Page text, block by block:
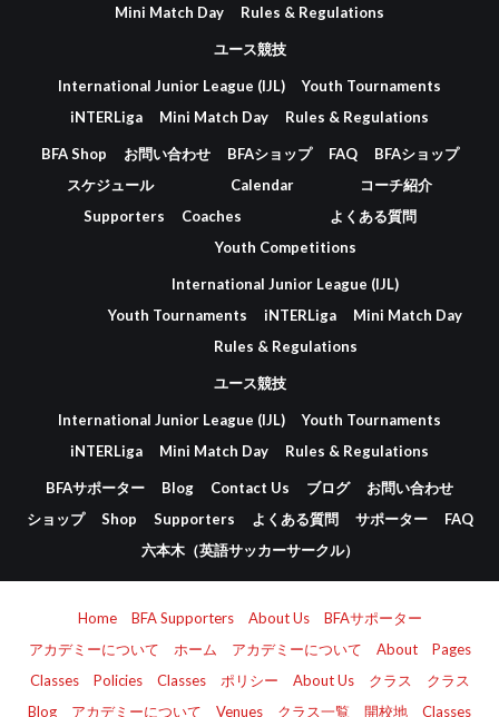
Mini Match Day
Rules & Regulations
ユース競技
International Junior League (IJL)
Youth Tournaments
iNTERLiga
Mini Match Day Rules & Regulations
BFA Shop お問い合わせ BFAショップ FAQ
BFAショップ
スケジュール
Calendar
コーチ紹介
Supporters
Coaches
よくある質問
Youth Competitions
International Junior League (IJL)
Youth Tournaments
iNTERLiga
Mini Match Day
Rules & Regulations
ユース競技
International Junior League (IJL)
Youth Tournaments
iNTERLiga
Mini Match Day Rules & Regulations
BFAサポーター Blog Contact Us ブログ
お問い合わせ
ショップ
Shop Supporters よくある質問 サポーター
FAQ
六本木（英語サッカーサークル）
Home BFA Supporters About Us
BFAサポーター
アカデミーについて
ホーム アカデミーについて About
Pages
Classes
Policies Classes ポリシー About Us クラス
クラス
Blog
アカデミーについて Venues クラス一覧 開校地 Classes